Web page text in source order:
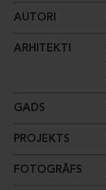
AUTORI
ARHITEKTI
GADS
PROJEKTS
FOTOGRĀFS